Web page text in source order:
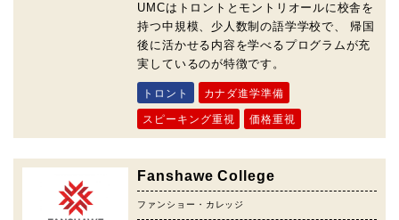
UMCはトロントとモントリオールに校舎を
持つ中規模、少人数制の語学学校で、 帰国
後に活かせる内容を学べるプログラムが充
実しているのが特徴です。
トロント カナダ進学準備
スピーキング重視 価格重視
Fanshawe College
ファンショー・カレッジ